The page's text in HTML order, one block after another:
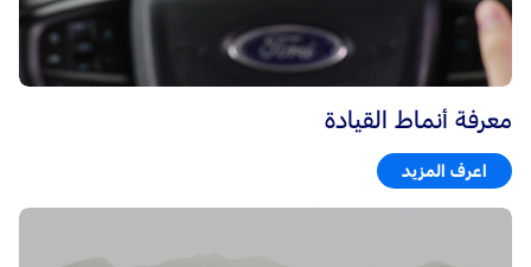
معرفة أنماط القيادة
اعرف المزيد